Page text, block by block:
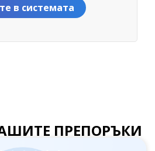
в системата
ПРЕПОРЪКИ